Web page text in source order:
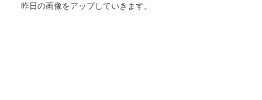
昨日の画像をアップしていきます。